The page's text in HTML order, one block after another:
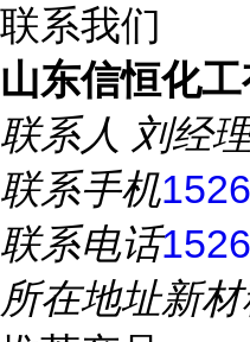
联系我们
山东信恒化工
联系人 刘经
联系手机
联系电话
所在地址新